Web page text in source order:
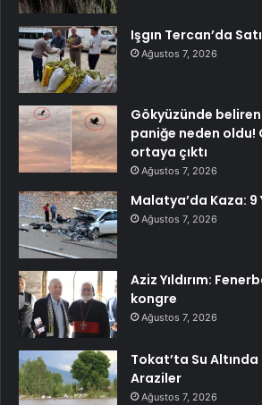
Işgın Tercan’da
Ağustos 7, 2026
Gökyüzünde
paniğe neden oldu!
ortaya çıktı
Ağustos 7, 2026
Malatya’da Kaza: 9
Ağustos 7, 2026
Aziz Yıldırım:
kongre
Ağustos 7, 2026
Tokat’ta Su
Araziler
Ağustos 7, 2026